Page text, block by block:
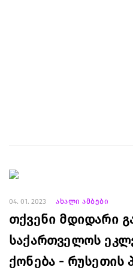
04. 01. 2023 ახალი ამბები
თქვენი მდიდარი
საქართველოს
ქონება - რუსეთის